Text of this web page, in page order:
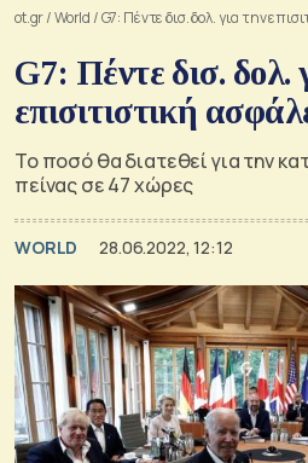
ot.gr/World /G7: Πέντε δισ. δολ. για την
G7: Πέντε δισ. δολ.
επισιτιστική
Το ποσό θα διατεθεί για την
πείνας σε 47 χώρες
WORLD 28.06.2022, 12:12